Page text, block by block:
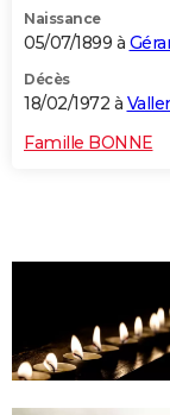
Naissance
05/07/1899 à
Décès
18/02/1972 à
Famille BONNE